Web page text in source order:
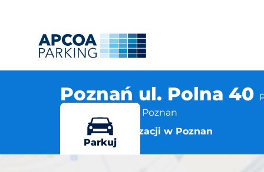
Poznań ul. Polna 40
Polna 40, 60-549 Poznan
Więcej lokalizacji w Poznan
Parkuj